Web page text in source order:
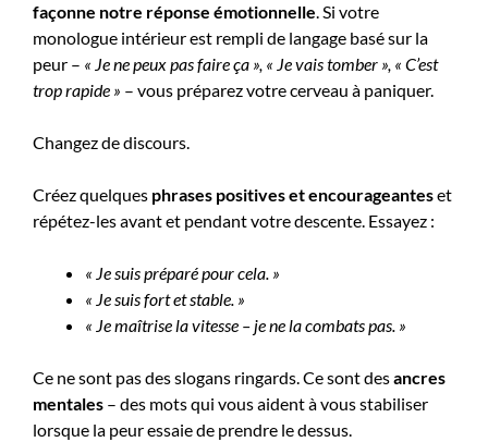
façonne notre réponse émotionnelle. Si votre
monologue intérieur est rempli de langage basé sur la
peur – « Je ne peux pas faire ça », « Je vais tomber », « C’est
trop rapide » – vous préparez votre cerveau à paniquer.
Changez de discours.
Créez quelques phrases positives et encourageanteset
répétez-les avant et pendant votre descente. Essayez :
« Je suis préparé pour cela. »
« Je suis fort et stable. »
« Je maîtrise la vitesse – je ne la combats pas. »
Ce ne sont pas des slogans ringards. Ce sont desancres
mentales – des mots qui vous aident à vous stabiliser
lorsque la peur essaie de prendre le dessus.